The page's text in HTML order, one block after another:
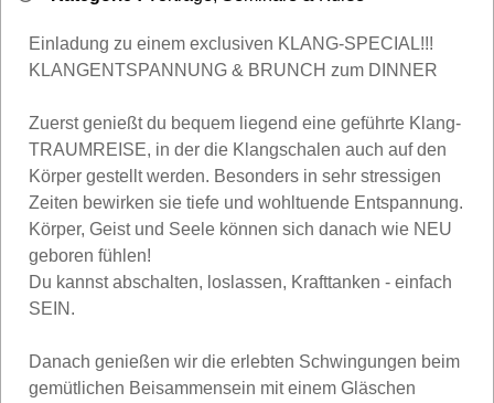
Einladung zu einem exclusiven KLANG-SPECIAL!!!
KLANGENTSPANNUNG & BRUNCH zum DINNER
Zuerst genießt du bequem liegend eine geführte Klang-
TRAUMREISE, in der die Klangschalen auch auf den
Körper gestellt werden. Besonders in sehr stressigen
Zeiten bewirken sie tiefe und wohltuende Entspannung.
Körper, Geist und Seele können sich danach wie NEU
geboren fühlen!
Du kannst abschalten, loslassen, Krafttanken - einfach
SEIN.
Danach genießen wir die erlebten Schwingungen beim
gemütlichen Beisammensein mit einem Gläschen